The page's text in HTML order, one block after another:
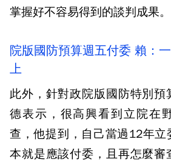
掌握好不容易得到的談判成果。
院版國防預算週五付委 賴：
上
此外，針對政院版國防特別預
德表示，很高興看到立院在
查，他提到，自己當過12年立
本就是應該付委，且再怎麼審